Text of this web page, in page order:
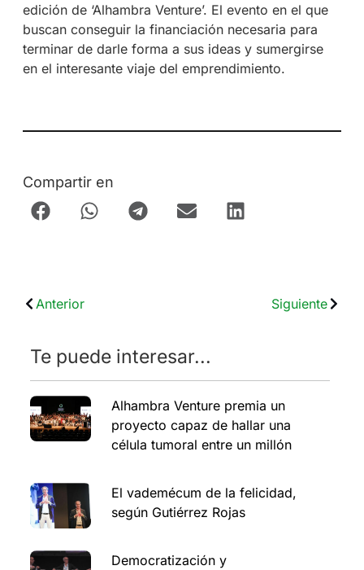
edición de ‘Alhambra Venture’. El evento en el que
buscan conseguir la financiación necesaria para
terminar de darle forma a sus ideas y sumergirse
en el interesante viaje del emprendimiento.
Compartir en
Anterior Siguiente
Te puede interesar...
Alhambra Venture premia un
proyecto capaz de hallar una
célula tumoral entre un millón
El vademécum de la felicidad,
según Gutiérrez Rojas
Democratización y